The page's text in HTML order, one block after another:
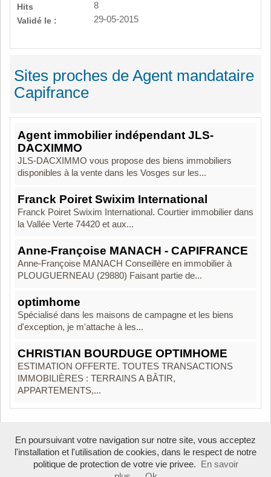
Hits
8
Validé le :
29-05-2015
Sites proches de Agent mandataire
Capifrance
Agent immobilier indépendant JLS-
DACXIMMO
JLS-DACXIMMO vous propose des biens immobiliers
disponibles à la vente dans les Vosges sur les...
Franck Poiret Swixim International
Franck Poiret Swixim International. Courtier immobilier dans
la Vallée Verte 74420 et aux...
Anne-Françoise MANACH - CAPIFRANCE
Anne-Françoise MANACH Conseillère en immobilier à
PLOUGUERNEAU (29880) Faisant partie de...
optimhome
Spécialisé dans les maisons de campagne et les biens
d'exception, je m'attache à les...
CHRISTIAN BOURDUGE OPTIMHOME
ESTIMATION OFFERTE. TOUTES TRANSACTIONS
IMMOBILIÈRES : TERRAINS A BÂTIR,
APPARTEMENTS,...
Boosté par Arfooo 2.02 - © 2007 - 2026
En poursuivant votre navigation sur notre site, vous acceptez
l'installation et l'utilisation de cookies, dans le respect de notre
politique de protection de votre vie privee.
En savoir